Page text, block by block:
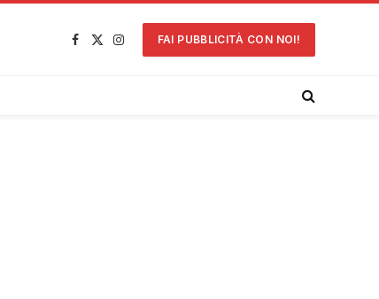
Facebook
X
Instagram
FAI PUBBLICITÀ CON NOI!